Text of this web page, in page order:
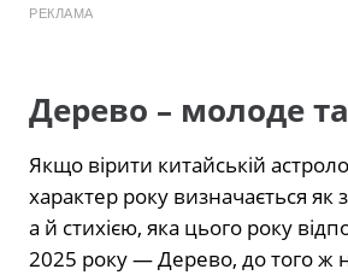
РЕКЛАМА
Дерево – молоде
Якщо вірити китайській
характер року визначається
а й стихією, яка цього року
2025 року — Дерево, до того ж